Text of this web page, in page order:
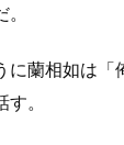
に蘭相如は「
。